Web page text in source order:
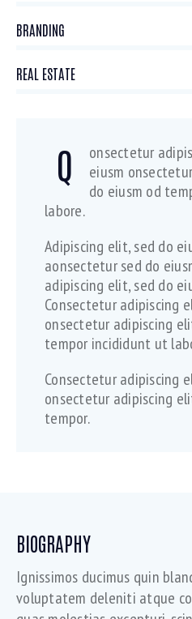
BRANDING
REAL ESTATE
Q
onsectetur
eiusm
do eiusm od
labore.
Adipiscing elit, sed do
aonsectetur sed do
adipiscing elit, sed do
Consectetur adipiscing
onsectetur adipiscing
tempor incididunt ut
Consectetur adipiscing
onsectetur adipiscing
tempor.
BIOGRAPHY
Ignissimos ducimus quin
voluptatem deleniti atque